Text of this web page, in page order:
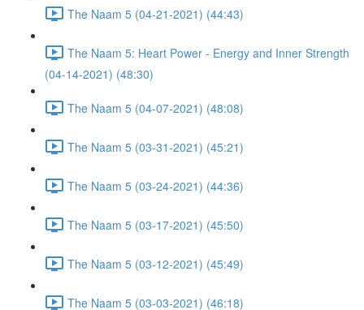
The Naam 5 (04-21-2021) (44:43)
The Naam 5: Heart Power - Energy and Inner Strength
(04-14-2021) (48:30)
The Naam 5 (04-07-2021) (48:08)
The Naam 5 (03-31-2021) (45:21)
The Naam 5 (03-24-2021) (44:36)
The Naam 5 (03-17-2021) (45:50)
The Naam 5 (03-12-2021) (45:49)
The Naam 5 (03-03-2021) (46:18)